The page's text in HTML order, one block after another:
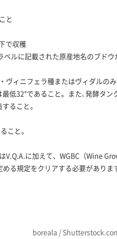
と
で収穫
ルに記載された原産地名のブドウ
ヴィニフェラ種またはヴィダルの
低32°であること。また､発酵タン
ること。
こと。
V.Q.A.に加えて、WGBC（Wine
る規定をクリアする必要がありま
boreala /